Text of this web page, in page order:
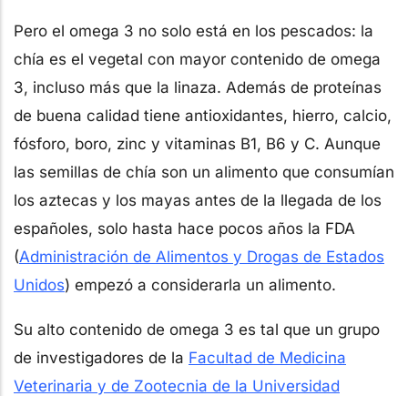
Pero el omega 3 no solo está en los pescados: la
chía es el vegetal con mayor contenido de omega
3, incluso más que la linaza. Además de proteínas
de buena calidad tiene antioxidantes, hierro, calcio,
fósforo, boro, zinc y vitaminas B1, B6 y C. Aunque
las semillas de chía son un alimento que consumían
los aztecas y los mayas antes de la llegada de los
españoles, solo hasta hace pocos años la FDA
(Administración de Alimentos y Drogas de Estados
Unidos) empezó a considerarla un alimento.
Su alto contenido de omega 3 es tal que un grupo
de investigadores de la Facultad de Medicina
Veterinaria y de Zootecnia de la Universidad